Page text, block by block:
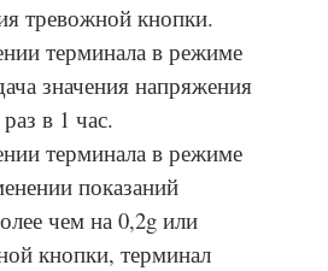
тревожной кнопки.
терминала в режиме
значения напряжения
в 1 час.
терминала в режиме
показаний
чем на 0,2g или
кнопки, терминал